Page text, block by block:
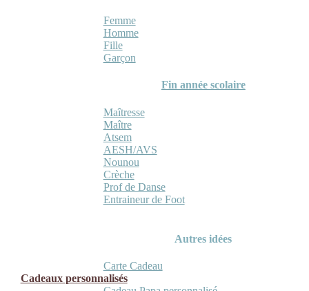
Femme
Homme
Fille
Garçon
Fin année scolaire
Maîtresse
Maître
Atsem
AESH/AVS
Nounou
Crèche
Prof de Danse
Entraineur de Foot
Autres idées
Carte Cadeau
Cadeaux personnalisés